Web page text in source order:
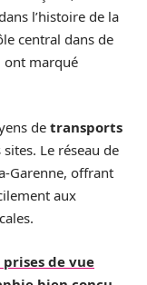
l’histoire de la
central dans de
ont marqué
de transports
Le réseau de
Garenne, offrant
aux
de vue